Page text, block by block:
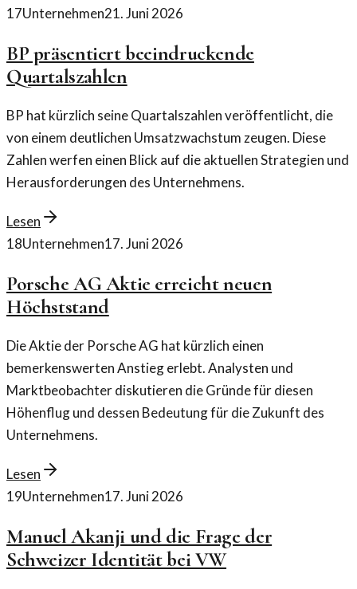
17Unternehmen21. Juni 2026
BP präsentiert beeindruckende
Quartalszahlen
BP hat kürzlich seine Quartalszahlen veröffentlicht, die
von einem deutlichen Umsatzwachstum zeugen. Diese
Zahlen werfen einen Blick auf die aktuellen Strategien und
Herausforderungen des Unternehmens.
Lesen
18Unternehmen17. Juni 2026
Porsche AG Aktie erreicht neuen
Höchststand
Die Aktie der Porsche AG hat kürzlich einen
bemerkenswerten Anstieg erlebt. Analysten und
Marktbeobachter diskutieren die Gründe für diesen
Höhenflug und dessen Bedeutung für die Zukunft des
Unternehmens.
Lesen
19Unternehmen17. Juni 2026
Manuel Akanji und die Frage der
Schweizer Identität bei VW